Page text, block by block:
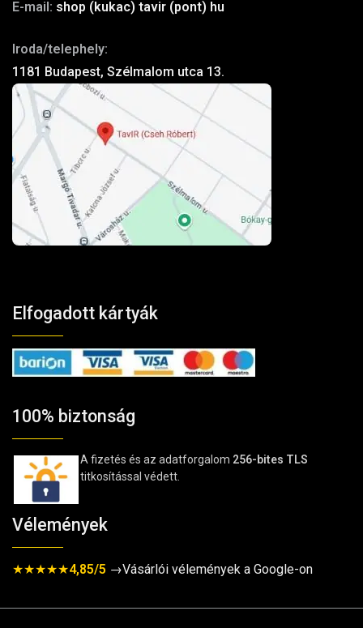
E-mail: shop (kukac) tavir (pont) hu
Iroda/telephely:
1181 Budapest, Szélmalom utca 13.
Elfogadott kártyák
100% biztonság
A fizetés és az adatforgalom 256-bites TLS
titkosítással védett.
Vélemények
★★★★★4,85/5 →Vásárlói vélemények a Google-on